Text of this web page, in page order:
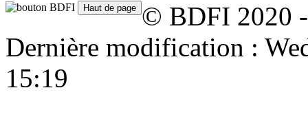
© BDFI 2020
Dernière modification :
15:19